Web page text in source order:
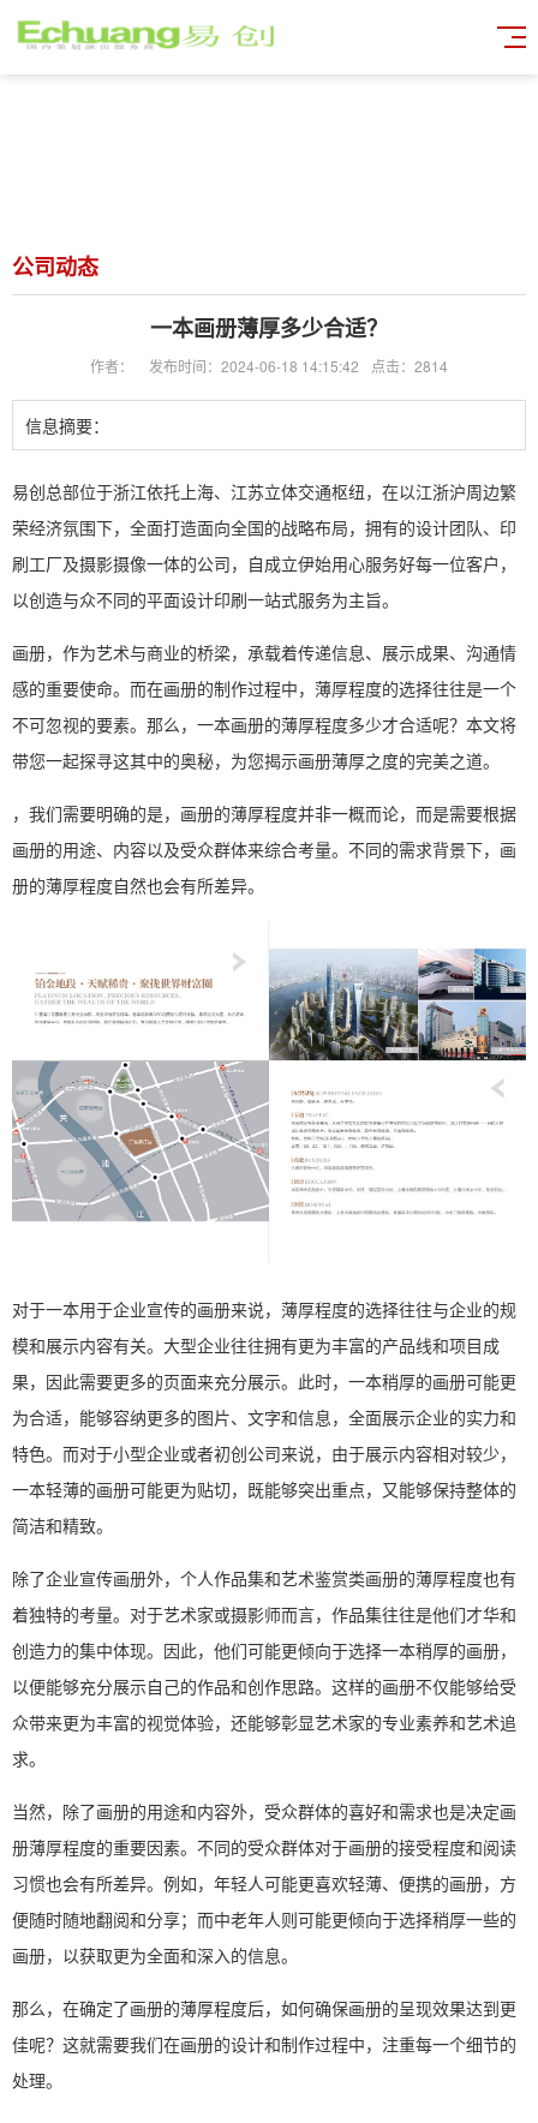
公司动态
一本画册薄厚多少合适？
作者： 发布时间：2024-06-18 14:15:42 点击：2814
信息摘要：
易创总部位于浙江依托上海、江苏立体交通枢纽，在以江浙沪周边繁
荣经济氛围下，全面打造面向全国的战略布局，拥有的设计团队、印
刷工厂及摄影摄像一体的公司，自成立伊始用心服务好每一位客户，
以创造与众不同的平面设计印刷一站式服务为主旨。
画册，作为艺术与商业的桥梁，承载着传递信息、展示成果、沟通情
感的重要使命。而在画册的制作过程中，薄厚程度的选择往往是一个
不可忽视的要素。那么，一本画册的薄厚程度多少才合适呢？本文将
带您一起探寻这其中的奥秘，为您揭示画册薄厚之度的完美之道。
，我们需要明确的是，画册的薄厚程度并非一概而论，而是需要根据
画册的用途、内容以及受众群体来综合考量。不同的需求背景下，画
册的薄厚程度自然也会有所差异。
对于一本用于企业宣传的画册来说，薄厚程度的选择往往与企业的规
模和展示内容有关。大型企业往往拥有更为丰富的产品线和项目成
果，因此需要更多的页面来充分展示。此时，一本稍厚的画册可能更
为合适，能够容纳更多的图片、文字和信息，全面展示企业的实力和
特色。而对于小型企业或者初创公司来说，由于展示内容相对较少，
一本轻薄的画册可能更为贴切，既能够突出重点，又能够保持整体的
简洁和精致。
除了企业宣传画册外，个人作品集和艺术鉴赏类画册的薄厚程度也有
着独特的考量。对于艺术家或摄影师而言，作品集往往是他们才华和
创造力的集中体现。因此，他们可能更倾向于选择一本稍厚的画册，
以便能够充分展示自己的作品和创作思路。这样的画册不仅能够给受
众带来更为丰富的视觉体验，还能够彰显艺术家的专业素养和艺术追
求。
当然，除了画册的用途和内容外，受众群体的喜好和需求也是决定画
册薄厚程度的重要因素。不同的受众群体对于画册的接受程度和阅读
习惯也会有所差异。例如，年轻人可能更喜欢轻薄、便携的画册，方
便随时随地翻阅和分享；而中老年人则可能更倾向于选择稍厚一些的
画册，以获取更为全面和深入的信息。
那么，在确定了画册的薄厚程度后，如何确保画册的呈现效果达到更
佳呢？这就需要我们在画册的设计和制作过程中，注重每一个细节的
处理。